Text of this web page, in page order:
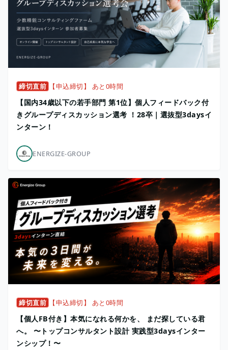
締切直前 【申込締切】 あと0時間
【国内34歳以下の若手部門 第1位】個人フィードバック付
きグループディスカッション選考 ！28卒｜選抜型3daysイ
ンターン！
ENERGIZE-GROUP
締切直前 【申込締切】 あと0時間
【個人FB付き】本気になれる何かを、 まだ探している君
へ。 〜トップコンサルタント設計 実践型3daysインター
ンシップ！〜